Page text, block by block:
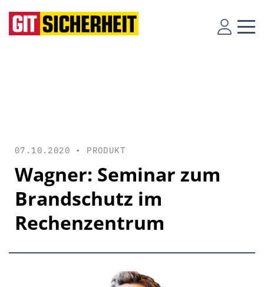
07.10.2020 • PRODUKT
Wagner: Seminar zum
Brandschutz im
Rechenzentrum